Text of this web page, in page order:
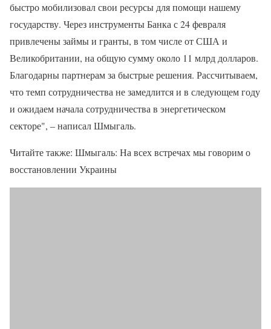
быстро мобилизовал свои ресурсы для помощи нашему
государству. Через инструменты Банка с 24 февраля
привлечены займы и гранты, в том числе от США и
Великобритании, на общую сумму около 11 млрд долларов.
Благодарны партнерам за быстрые решения. Рассчитываем,
что темп сотрудничества не замедлится и в следующем году
и ожидаем начала сотрудничества в энергетическом
секторе", – написал Шмыгаль.
Читайте также: Шмыгаль: На всех встречах мы говорим о
восстановлении Украины